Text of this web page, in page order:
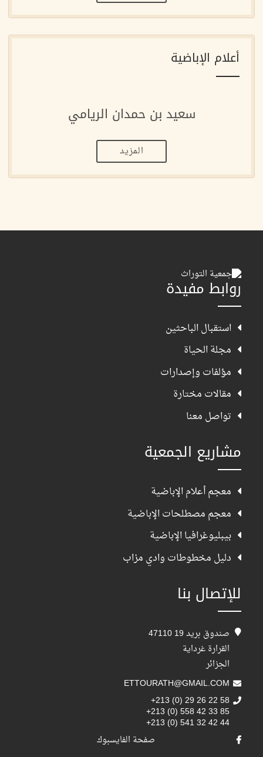
أعلام الإباضية
سعيد بن حمدان الريامي
المزيد
روابط مفيدة
استقبال الباحثين
مجلة الحياة
مؤلفات وإصدارات
مقالات مختارة
تواصل معنا
مشاريع الجمعية
معجم أعلام الإباضية
معجم مصطلحات الإباضية
بيبليوغرافيا الإباضية
دليل مخطوطات وادي مزاب
للإتصال بنا
صندوق بريد 19 47110
القرارة غرداية
الجزائر
ETTOURATH@GMAIL.COM
+213 (0) 29 26 22 58
+213 (0) 558 42 33 85
+213 (0) 541 32 42 44
صفحة الفايسبوك